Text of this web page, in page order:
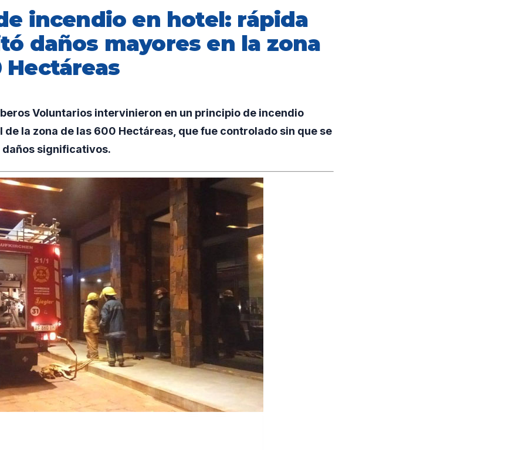
incendio en hotel: rápida
daños mayores en la zona
Hectáreas
Voluntarios intervinieron en un principio de incendio
la zona de las 600 Hectáreas, que fue controlado sin que se
significativos.